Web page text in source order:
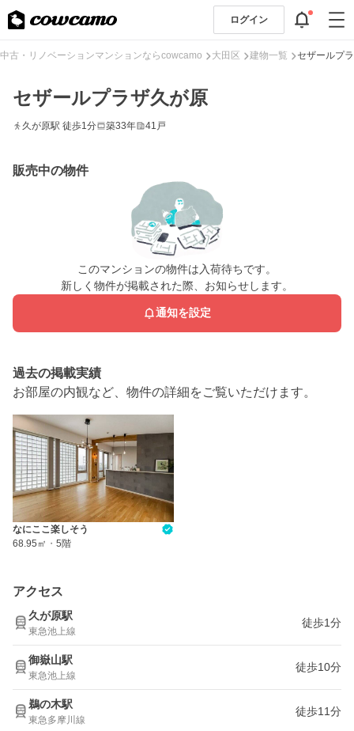
ログイン
中古・リノベーションマンションならcowcamo 大田区 建物一覧 セザールプ
セザールプラザ久が原
久が原駅 徒歩1分 築33年 41戸
販売中の物件
このマンションの物件は入荷待ちです。
新しく物件が掲載された際、お知らせします。
通知を設定
過去の掲載実績
お部屋の内観など、物件の詳細をご覧いただけます。
なにここ楽しそう
68.95㎡ ・ 5階
アクセス
久が原駅
東急池上線
徒歩1分
御嶽山駅
東急池上線
徒歩10分
鵜の木駅
東急多摩川線
徒歩11分